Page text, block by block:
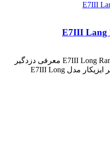
دزدگیر تصویری ایزیکار مدل E7III Long Range معرفی دزدگیر
ایزیکار E7III Long Range دزدگیر ایزیکار مدل E7III Long